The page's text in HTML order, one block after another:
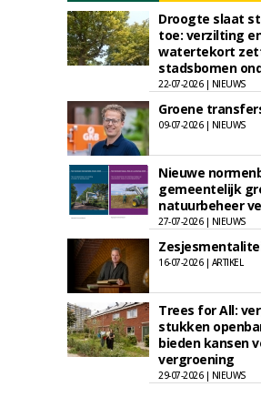
Droogte slaat
toe: verzilting
watertekort
stadsbomen
22-07-2026 | NIEUWS
Groene
09-07-2026 | NIEUWS
Nieuwe
gemeentelijk
natuurbeheer
27-07-2026 | NIEUWS
16-07-2026 | ARTIKEL
Trees for All:
stukken
bieden kansen
vergroening
29-07-2026 | NIEUWS